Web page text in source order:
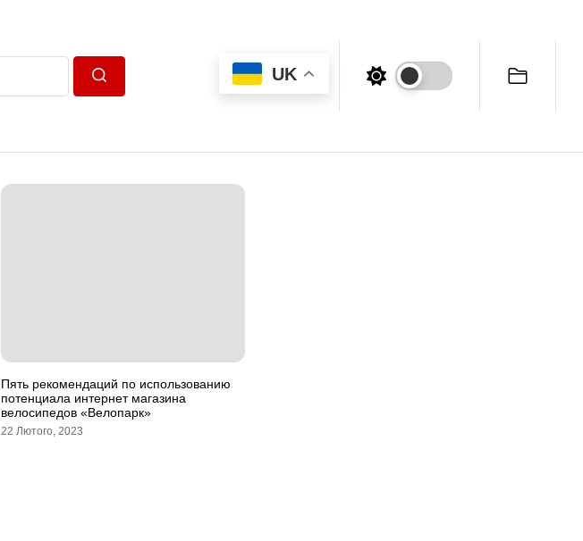
UK
Пять рекомендаций по использованию
потенциала интернет магазина
велосипедов «Велопарк»
22 Лютого, 2023